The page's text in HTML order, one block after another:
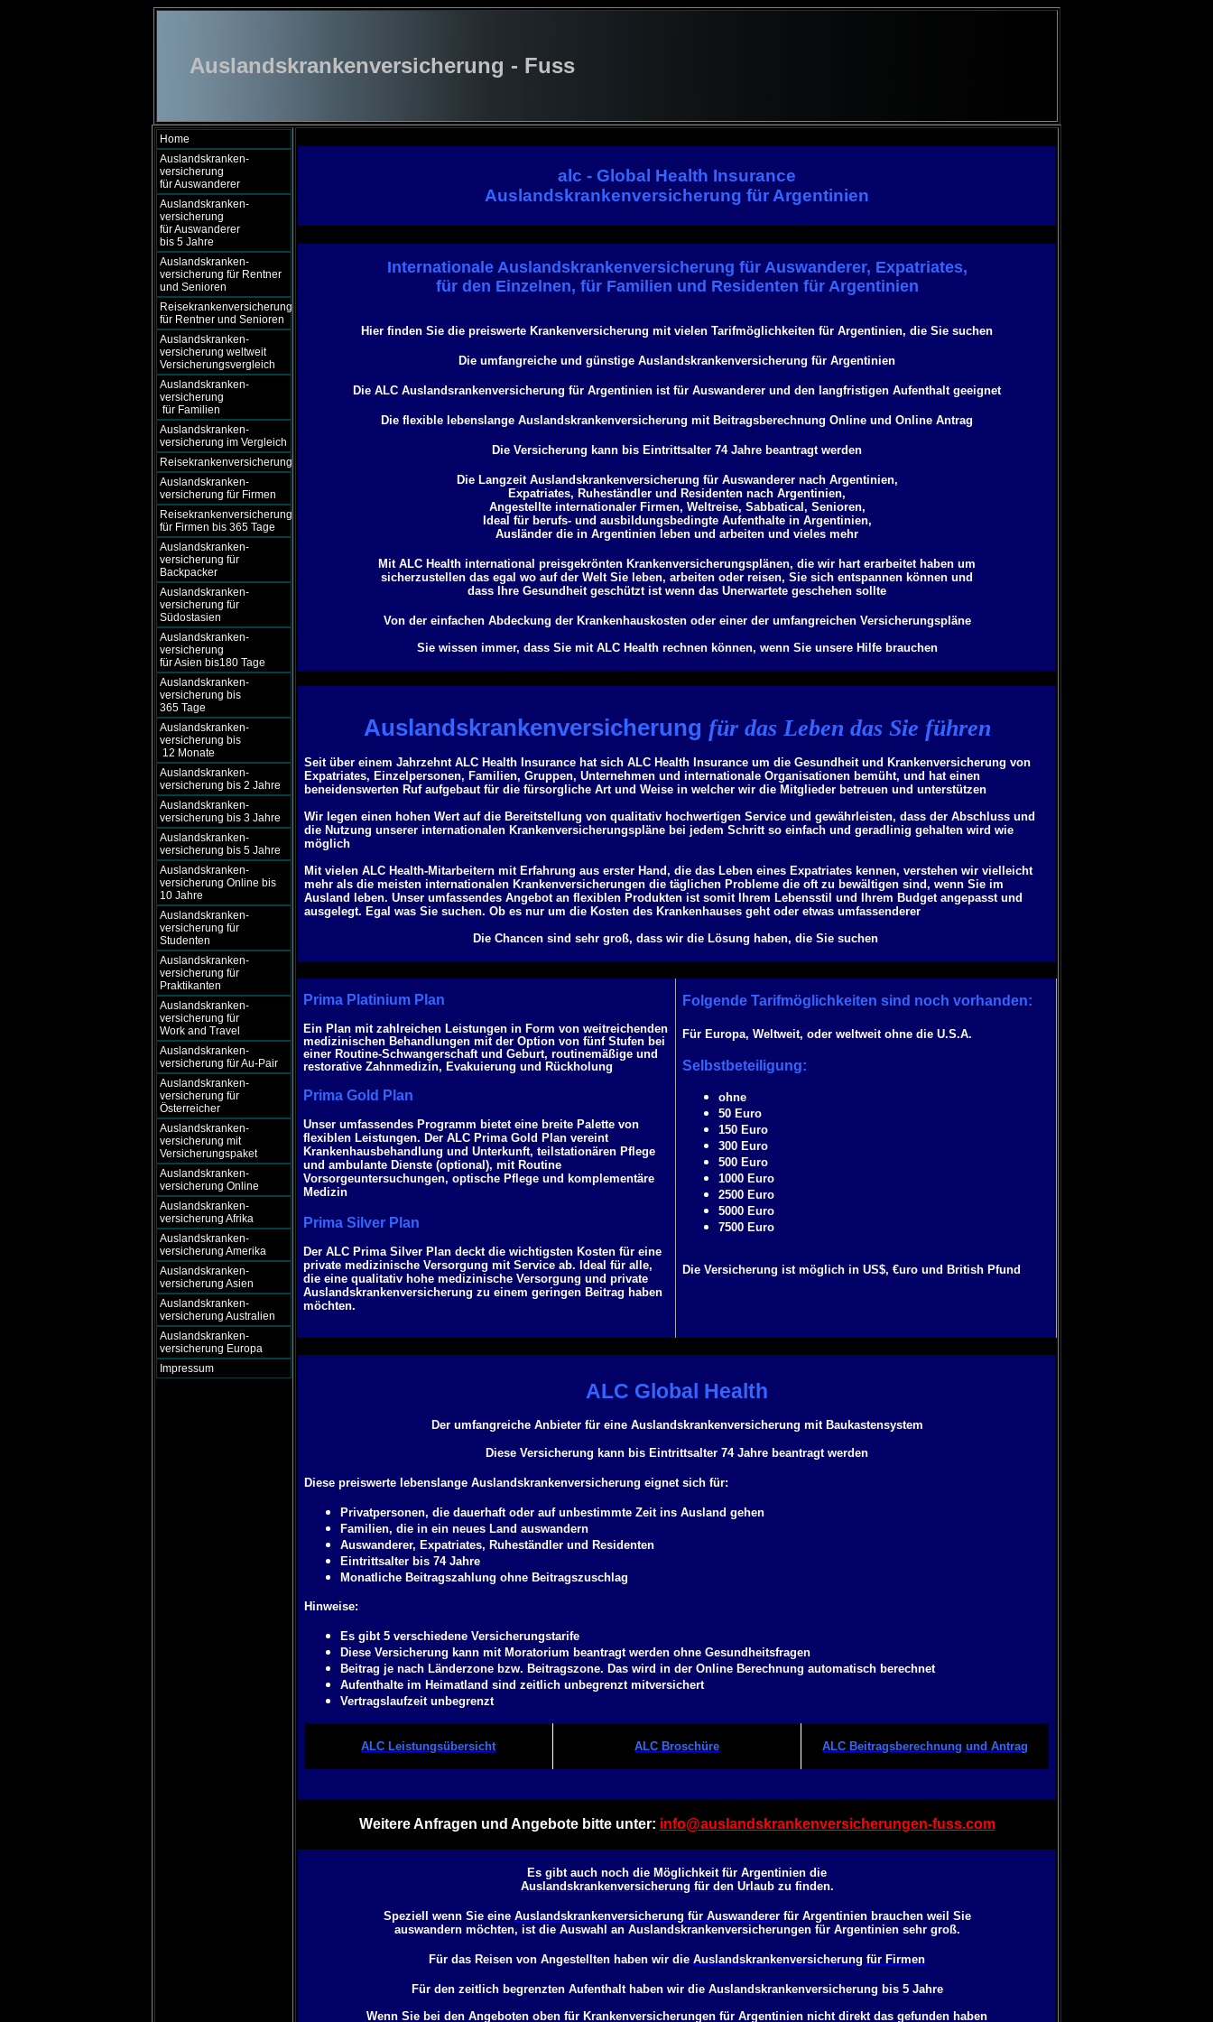
Auslandskrankenversicherung - Fuss
Home
Auslandskranken-
versicherung
für Auswanderer
Auslandskranken-
versicherung
für Auswanderer
bis 5 Jahre
Auslandskranken-
versicherung für Rentner
und Senioren
Reisekrankenversicherung
für Rentner und Senioren
Auslandskranken-
versicherung weltweit
Versicherungsvergleich
Auslandskranken-
versicherung
für Familien
Auslandskranken-
versicherung im Vergleich
Reisekrankenversicherung
Auslandskranken-
versicherung für Firmen
Reisekrankenversicherung
für Firmen bis 365 Tage
Auslandskranken-
versicherung für
Backpacker
Auslandskranken-
versicherung für
Südostasien
Auslandskranken-
versicherung
für Asien bis180 Tage
Auslandskranken-
versicherung bis
365 Tage
Auslandskranken-
versicherung bis
12 Monate
Auslandskranken-
versicherung bis 2 Jahre
Auslandskranken-
versicherung bis 3 Jahre
Auslandskranken-
versicherung bis 5 Jahre
Auslandskranken-
versicherung Online bis
10 Jahre
Auslandskranken-
versicherung für
Studenten
Auslandskranken-
versicherung für
Praktikanten
Auslandskranken-
versicherung für
Work and Travel
Auslandskranken-
versicherung für Au-Pair
Auslandskranken-
versicherung für
Österreicher
Auslandskranken-
versicherung mit
Versicherungspaket
Auslandskranken-
versicherung Online
Auslandskranken-
versicherung Afrika
Auslandskranken-
versicherung Amerika
Auslandskranken-
versicherung Asien
Auslandskranken-
versicherung Australien
Auslandskranken-
versicherung Europa
Impressum
alc - Global Health Insurance
Auslandskrankenversicherung für Argentinien
Internationale Auslandskrankenversicherung für Auswanderer, Expatriates,
für den Einzelnen, für Familien und Residenten für Argentinien
Hier finden Sie die preiswerte Krankenversicherung mit vielen Tarifmöglichkeiten für Argentinien, die Sie suchen
Die umfangreiche und günstige Auslandskrankenversicherung für Argentinien
Die ALC Auslandsrankenversicherung für Argentinien ist für Auswanderer und den langfristigen Aufenthalt geeignet
Die flexible lebenslange Auslandskrankenversicherung mit Beitragsberechnung Online und Online Antrag
Die Versicherung kann bis Eintrittsalter 74 Jahre beantragt werden
Die Langzeit Auslandskrankenversicherung für Auswanderer nach Argentinien,
Expatriates, Ruheständler und Residenten nach Argentinien,
Angestellte internationaler Firmen, Weltreise, Sabbatical, Senioren,
Ideal für berufs- und ausbildungsbedingte Aufenthalte in Argentinien,
Ausländer die in Argentinien leben und arbeiten und vieles mehr
Mit ALC Health international preisgekrönten Krankenversicherungsplänen, die wir hart erarbeitet haben um
sicherzustellen das egal wo auf der Welt Sie leben, arbeiten oder reisen, Sie sich entspannen können und
dass Ihre Gesundheit geschützt ist wenn das Unerwartete geschehen sollte
Von der einfachen Abdeckung der Krankenhauskosten oder einer der umfangreichen Versicherungspläne
Sie wissen immer, dass Sie mit ALC Health rechnen können, wenn Sie unsere Hilfe brauchen
Auslandskrankenversicherung für das Leben das Sie führen
Seit über einem Jahrzehnt ALC Health Insurance hat sich ALC Health Insurance um die Gesundheit und Krankenversicherung von
Expatriates, Einzelpersonen, Familien, Gruppen, Unternehmen und internationale Organisationen bemüht, und hat einen
beneidenswerten Ruf aufgebaut für die fürsorgliche Art und Weise in welcher wir die Mitglieder betreuen und unterstützen
Wir legen einen hohen Wert auf die Bereitstellung von qualitativ hochwertigen Service und gewährleisten, dass der Abschluss und
die Nutzung unserer internationalen Krankenversicherungspläne bei jedem Schritt so einfach und geradlinig gehalten wird wie
möglich
Mit vielen ALC Health-Mitarbeitern mit Erfahrung aus erster Hand, die das Leben eines Expatriates kennen, verstehen wir vielleicht
mehr als die meisten internationalen Krankenversicherungen die täglichen Probleme die oft zu bewältigen sind, wenn Sie im
Ausland leben. Unser umfassendes Angebot an flexiblen Produkten ist somit Ihrem Lebensstil und Ihrem Budget angepasst und
ausgelegt. Egal was Sie suchen. Ob es nur um die Kosten des Krankenhauses geht oder etwas umfassenderer
Die Chancen sind sehr groß, dass wir die Lösung haben, die Sie suchen
Prima Platinium Plan
Ein Plan mit zahlreichen Leistungen in Form von weitreichenden
medizinischen Behandlungen mit der Option von fünf Stufen bei
einer Routine-Schwangerschaft und Geburt, routinemäßige und
restorative Zahnmedizin, Evakuierung und Rückholung
Prima Gold Plan
Unser umfassendes Programm bietet eine breite Palette von
flexiblen Leistungen. Der ALC Prima Gold Plan vereint
Krankenhausbehandlung und Unterkunft, teilstationären Pflege
und ambulante Dienste (optional), mit Routine
Vorsorgeuntersuchungen, optische Pflege und komplementäre
Medizin
Prima Silver Plan
Der ALC Prima Silver Plan deckt die wichtigsten Kosten für eine
private medizinische Versorgung mit Service ab. Ideal für alle,
die eine qualitativ hohe medizinische Versorgung und private
Auslandskrankenversicherung zu einem geringen Beitrag haben
möchten.
Folgende Tarifmöglichkeiten sind noch vorhanden:
Für Europa, Weltweit, oder weltweit ohne die U.S.A.
Selbstbeteiligung:
ohne
50 Euro
150 Euro
300 Euro
500 Euro
1000 Euro
2500 Euro
5000 Euro
7500 Euro
Die Versicherung ist möglich in US$, €uro und British Pfund
ALC Global Health
Der umfangreiche Anbieter für eine Auslandskrankenversicherung mit Baukastensystem
Diese Versicherung kann bis Eintrittsalter 74 Jahre beantragt werden
Diese preiswerte lebenslange Auslandskrankenversicherung eignet sich für:
Privatpersonen, die dauerhaft oder auf unbestimmte Zeit ins Ausland gehen
Familien, die in ein neues Land auswandern
Auswanderer, Expatriates, Ruheständler und Residenten
Eintrittsalter bis 74 Jahre
Monatliche Beitragszahlung ohne Beitragszuschlag
Hinweise:
Es gibt 5 verschiedene Versicherungstarife
Diese Versicherung kann mit Moratorium beantragt werden ohne Gesundheitsfragen
Beitrag je nach Länderzone bzw. Beitragszone. Das wird in der Online Berechnung automatisch berechnet
Aufenthalte im Heimatland sind zeitlich unbegrenzt mitversichert
Vertragslaufzeit unbegrenzt
ALC Leistungsübersicht ALC Broschüre ALC Beitragsberechnung und Antrag
Weitere Anfragen und Angebote bitte unter: info@auslandskrankenversicherungen-fuss.com
Es gibt auch noch die Möglichkeit für Argentinien die
Auslandskrankenversicherung für den Urlaubzu finden.
Speziell wenn Sie eine Auslandskrankenversicherung für Auswandererfür Argentinien brauchen weil Sie
auswandern möchten, ist die Auswahl an Auslandskrankenversicherungen für Argentinien sehr groß.
Für das Reisen von Angestellten haben wir die Auslandskrankenversicherung für Firmen
Für den zeitlich begrenzten Aufenthalt haben wir die Auslandskrankenversicherung bis 5 Jahre
Wenn Sie bei den Angeboten oben für Krankenversicherungen für Argentinien nicht direkt das gefunden haben